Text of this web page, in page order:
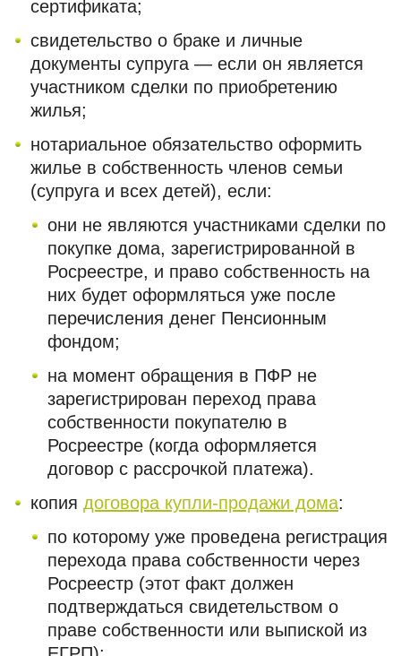
сертификата;
свидетельство о браке и личные
документы супруга — если он является
участником сделки по приобретению
жилья;
нотариальное обязательство оформить
жилье в собственность членов семьи
(супруга и всех детей), если:
они не являются участниками сделки по
покупке дома, зарегистрированной в
Росреестре, и право собственность на
них будет оформляться уже после
перечисления денег Пенсионным
фондом;
на момент обращения в ПФР не
зарегистрирован переход права
собственности покупателю в
Росреестре (когда оформляется
договор с рассрочкой платежа).
копия договора купли-продажи дома:
по которому уже проведена регистрация
перехода права собственности через
Росреестр (этот факт должен
подтверждаться свидетельством о
праве собственности или выпиской из